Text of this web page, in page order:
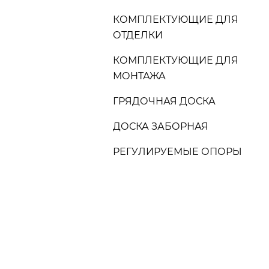
КОМПЛЕКТУЮЩИЕ ДЛЯ
ОТДЕЛКИ
КОМПЛЕКТУЮЩИЕ ДЛЯ
МОНТАЖА
ГРЯДОЧНАЯ ДОСКА
ДОСКА ЗАБОРНАЯ
РЕГУЛИРУЕМЫЕ ОПОРЫ